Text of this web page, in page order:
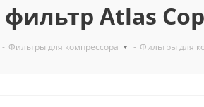
Atlas
- Фильтры для компрессора - Фильтры для